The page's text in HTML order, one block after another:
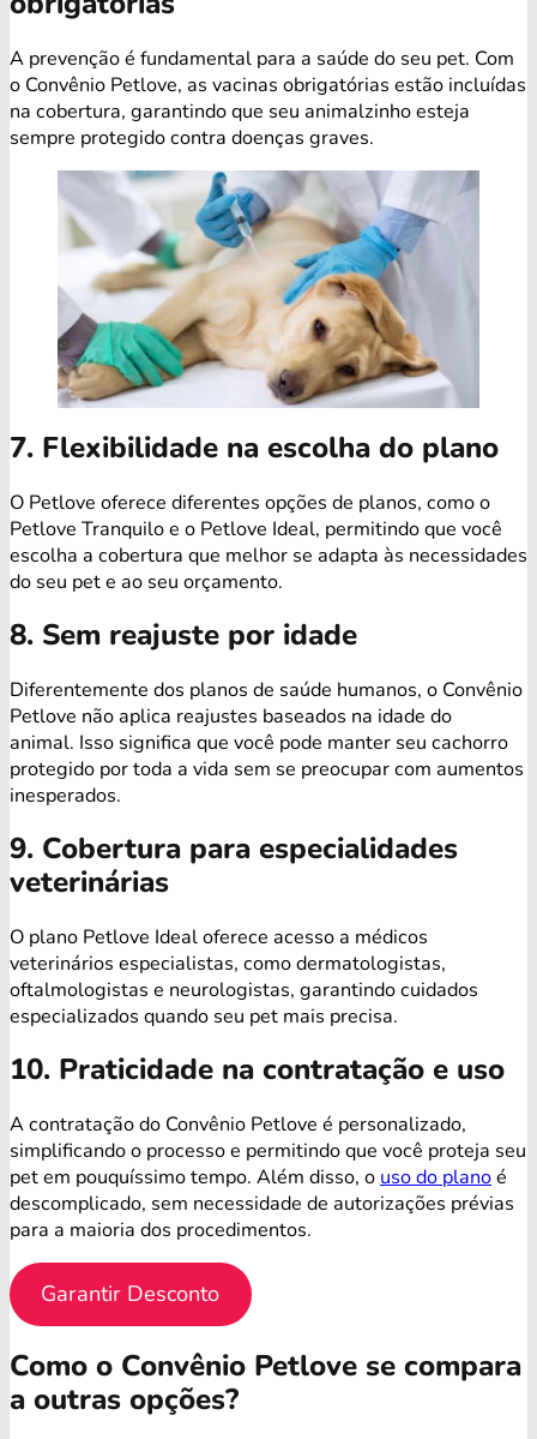
A prevenção é fundamental para a saúde do seu pet. Com
o Convênio Petlove, as vacinas obrigatórias estão incluídas
na cobertura, garantindo que seu animalzinho esteja
sempre protegido contra doenças graves.
7. Flexibilidade na escolha do plano
O Petlove oferece diferentes opções de planos, como o
Petlove Tranquilo e o Petlove Ideal, permitindo que você
escolha a cobertura que melhor se adapta às necessidades
do seu pet e ao seu orçamento.
8. Sem reajuste por idade
Diferentemente dos planos de saúde humanos, o Convênio
Petlove não aplica reajustes baseados na idade do
animal. Isso significa que você pode manter seu cachorro
protegido por toda a vida sem se preocupar com aumentos
inesperados.
9. Cobertura para especialidades
veterinárias
O plano Petlove Ideal oferece acesso a médicos
veterinários especialistas, como dermatologistas,
oftalmologistas e neurologistas, garantindo cuidados
especializados quando seu pet mais precisa.
10. Praticidade na contratação e uso
A contratação do Convênio Petlove é personalizado,
simplificando o processo e permitindo que você proteja seu
pet em pouquíssimo tempo. Além disso, o uso do planoé
descomplicado, sem necessidade de autorizações prévias
para a maioria dos procedimentos.
Garantir Desconto
Como o Convênio Petlove se compara
a outras opções?